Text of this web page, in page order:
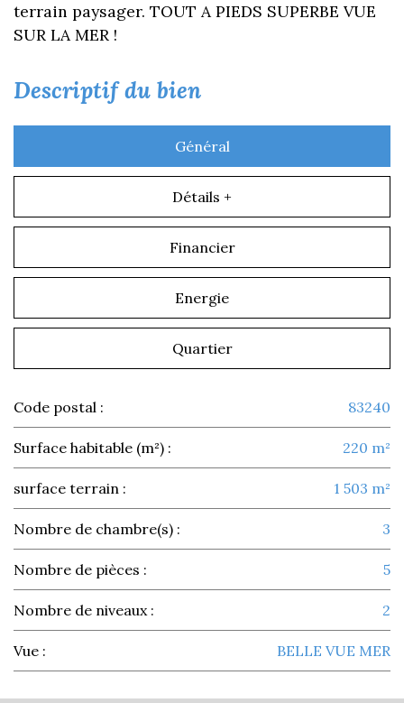
terrain paysager. TOUT A PIEDS SUPERBE VUE
SUR LA MER !
descriptif du bien
Général
Détails +
Financier
Energie
Quartier
Code postal : 83240
Surface habitable (m²) : 220 m²
surface terrain : 1 503 m²
Nombre de chambre(s) : 3
Nombre de pièces : 5
Nombre de niveaux : 2
Vue : BELLE VUE MER